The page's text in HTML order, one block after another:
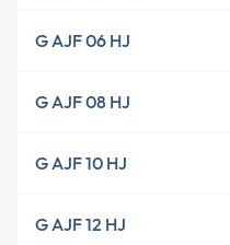
G AJF 06 HJ
G AJF 08 HJ
G AJF 10 HJ
G AJF 12 HJ